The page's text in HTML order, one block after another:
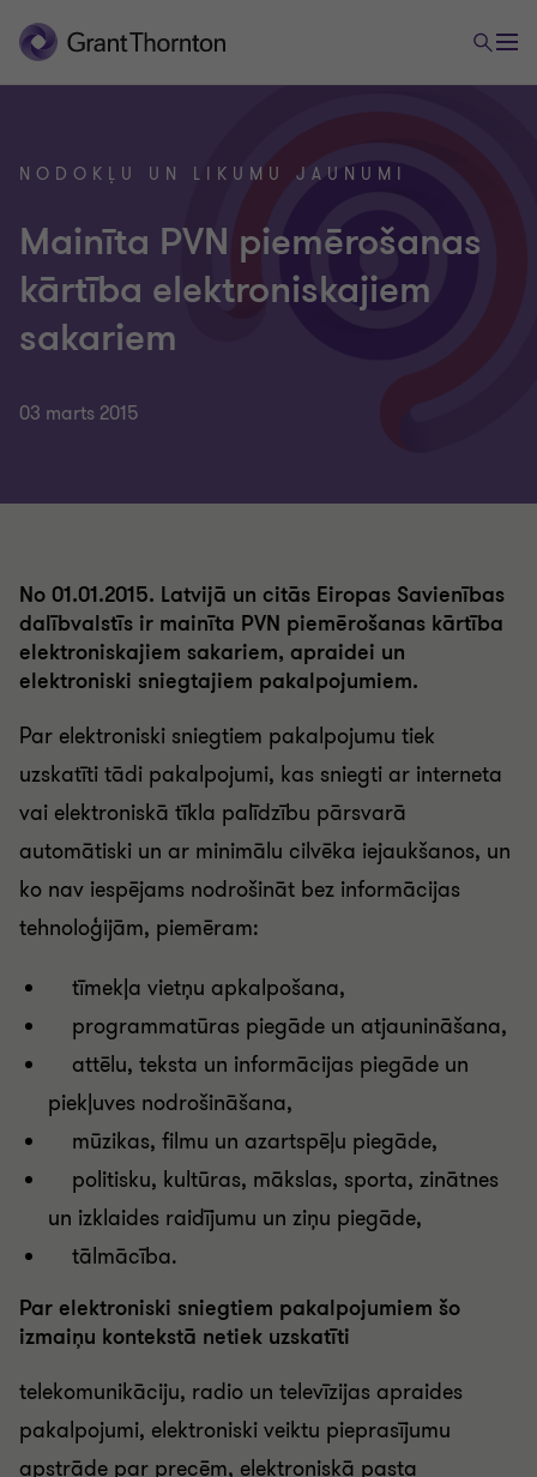
NODOKĻU UN LIKUMU JAUNUMI
Mainīta PVN piemērošanas
kārtība elektroniskajiem
sakariem
03 marts 2015
No 01.01.2015. Latvijā un citās Eiropas Savienības
dalībvalstīs ir mainīta PVN piemērošanas kārtība
elektroniskajiem sakariem, apraidei un
elektroniski sniegtajiem pakalpojumiem.
Par elektroniski sniegtiem pakalpojumu tiek
uzskatīti tādi pakalpojumi, kas sniegti ar interneta
vai elektroniskā tīkla palīdzību pārsvarā
automātiski un ar minimālu cilvēka iejaukšanos, un
ko nav iespējams nodrošināt bez informācijas
tehnoloģijām, piemēram:
tīmekļa vietņu apkalpošana,
programmatūras piegāde un atjaunināšana,
attēlu, teksta un informācijas piegāde un
piekļuves nodrošināšana,
mūzikas, filmu un azartspēļu piegāde,
politisku, kultūras, mākslas, sporta, zinātnes
un izklaides raidījumu un ziņu piegāde,
tālmācība.
Par elektroniski sniegtiem pakalpojumiem šo
izmaiņu kontekstā netiek uzskatīti
telekomunikāciju, radio un televīzijas apraides
pakalpojumi, elektroniski veiktu pieprasījumu
apstrāde par precēm, elektroniskā pasta